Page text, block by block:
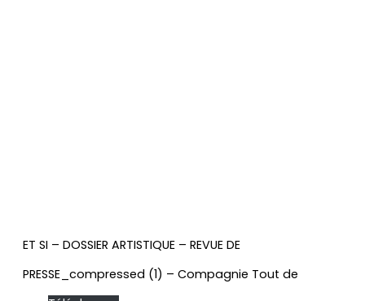
ET SI – DOSSIER ARTISTIQUE – REVUE DE
PRESSE_compressed (1) – Compagnie Tout de